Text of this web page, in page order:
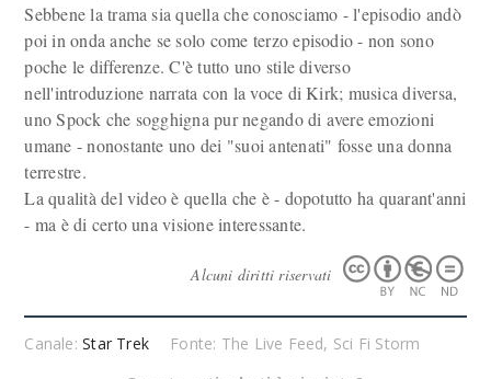
Sebbene la trama sia quella che conosciamo - l'episodio andò
poi in onda anche se solo come terzo episodio - non sono
poche le differenze. C'è tutto uno stile diverso
nell'introduzione narrata con la voce di Kirk; musica diversa,
uno Spock che sogghigna pur negando di avere emozioni
umane - nonostante uno dei "suoi antenati" fosse una donna
terrestre.
La qualità del video è quella che è - dopotutto ha quarant'anni
- ma è di certo una visione interessante.
Alcuni diritti riservati
Canale:Star Trek
Fonte: The Live Feed, Sci Fi Storm